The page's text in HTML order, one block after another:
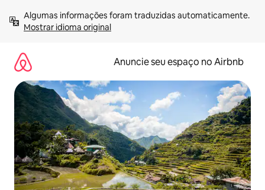
para
Mostrar idioma original
Anuncie seu espaço no Airbnb